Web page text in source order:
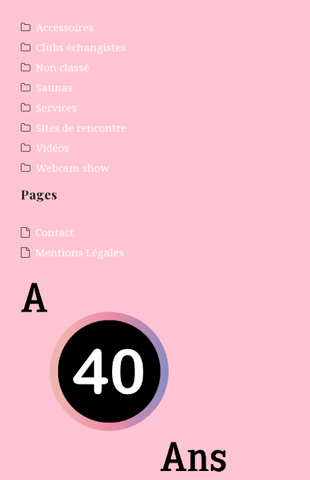
Accessoires
Clubs échangistes
Non classé
Saunas
Services
Sites de rencontre
Vidéos
Webcam show
Pages
Contact
Mentions Légales